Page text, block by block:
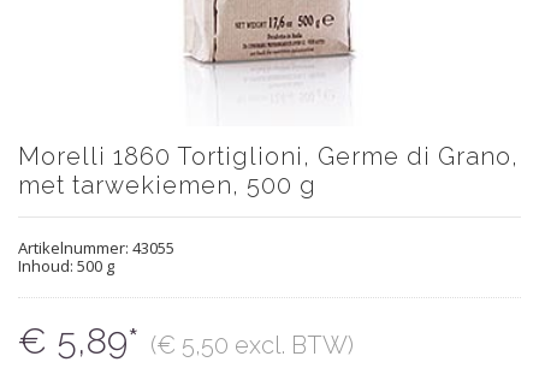
Morelli 1860 Tortiglioni, Germe di Grano,
met tarwekiemen, 500 g
Artikelnummer: 43055
Inhoud: 500 g
€ 5,89* (€ 5,50 excl. BTW)